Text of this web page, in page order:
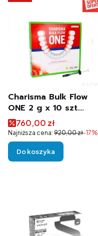
Charisma Bulk Flow
ONE 2 g x 10 szt.
Kulzer
Cena promocyjna
760,00 zł
Najniższa cena: 920,00 zł-17%
Do koszyka